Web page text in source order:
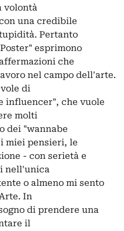
volontà
una credibile
Pertanto
esprimono
che
nel campo dell'arte.
di
influencer", che vuole
molti
dei "wannabe
miei pensieri, le
- con serietà e
nell'unica
o almeno mi sento
In
di prendere una
il